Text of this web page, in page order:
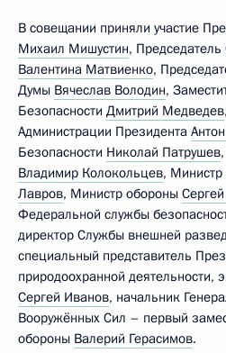
В совещании приняли участие
Михаил Мишустин,
Валентина Матвиенко,
Думы Вячеслав Володин,
Безопасности Дмитрий Медведев
Администрации Президента
Безопасности Николай Патрушев
Владимир Колокольцев, Министр
Лавров, Министр обороны
Федеральной службы
директор Службы внешней
специальный представитель
природоохранной деятельности,
Сергей Иванов, начальник
Вооружённых Сил – первый
обороны Валерий Герасимов.